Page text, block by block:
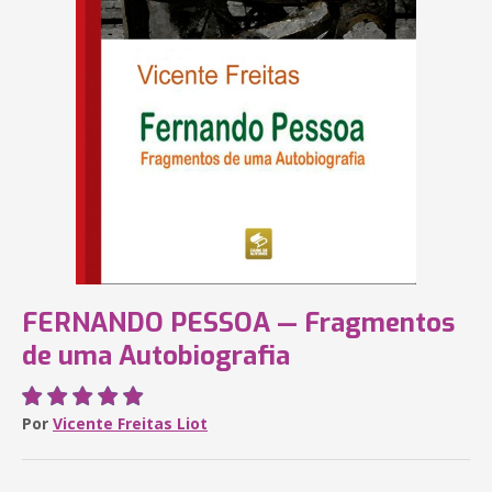
FERNANDO PESSOA — Fragmentos
de uma Autobiografia
Por Vicente Freitas Liot